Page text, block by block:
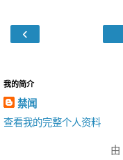
‹
我的简介
禁闻
查看我的完整个人资料
由